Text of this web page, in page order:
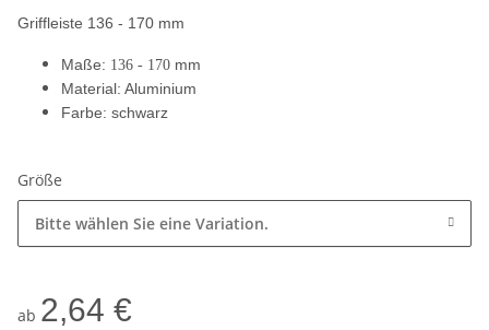
Griffleiste 136 - 170 mm
Maße: 136 - 170 mm
Material: Aluminium
Farbe: schwarz
Größe
Bitte wählen Sie eine Variation.
ab 2,64 €